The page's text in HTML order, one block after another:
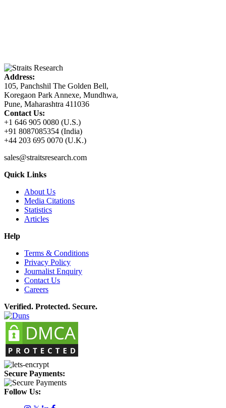
Address:
105, Panchshil The Golden Bell,
Koregaon Park Annexe, Mundhwa,
Pune, Maharashtra 411036
Contact Us:
+1 646 905 0080 (U.S.)
+91 8087085354 (India)
+44 203 695 0070 (U.K.)
sales@straitsresearch.com
Quick Links
About Us
Media Citations
Statistics
Articles
Help
Terms & Conditions
Privacy Policy
Journalist Enquiry
Contact Us
Careers
Verified. Protected. Secure.
Secure Payments:
Follow Us: